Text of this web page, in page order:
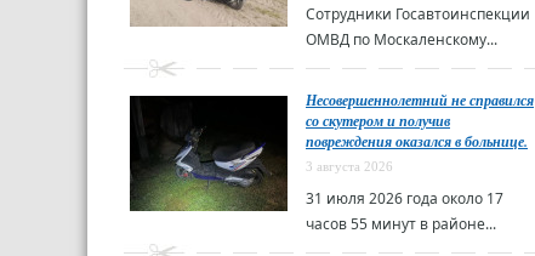
Сотрудники Госавтоинспекции
ОМВД по Москаленскому...
Несовершеннолетний не справился
со скутером и получив
повреждения оказался в больнице.
3 августа 2026
31 июля 2026 года около 17
часов 55 минут в районе...